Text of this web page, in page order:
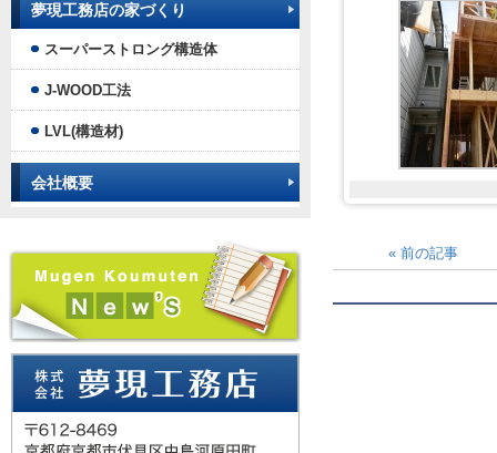
« 前の記事
夢現工務店の家づくり
スーパーストロング構造体
J-WOOD工法
LVL(構造材)
会社概要